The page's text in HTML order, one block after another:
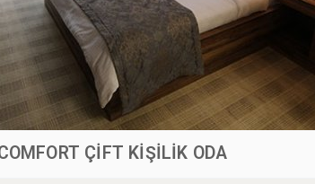
ÇİFT KİŞİLİK ODA